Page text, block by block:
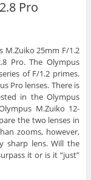
Pro
M.Zuiko 25mm F/1.2
Pro. The Olympus
of F/1.2 primes.
Pro lenses. There is
in the Olympus
M.Zuiko 12-
the two lenses in
zooms, however,
sharp lens. Will the
it or is it “just”